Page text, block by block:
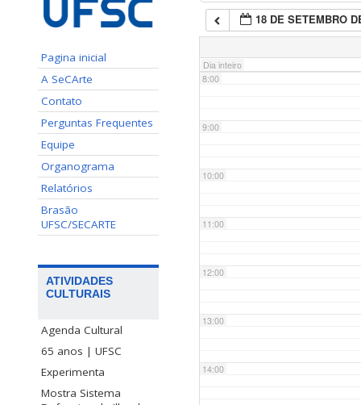
Pagina inicial
A SeCArte
Contato
Perguntas Frequentes
Equipe
Organograma
Relatórios
Brasão
UFSC/SECARTE
ATIVIDADES
CULTURAIS
Agenda Cultural
65 anos | UFSC
Experimenta
Mostra Sistema
18 DE SETEMBRO
Dia inteiro
7:00
8:00
9:00
10:00
11:00
12:00
13:00
14:00